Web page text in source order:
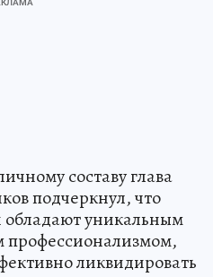
составу глава
подчеркнул, что
обладают уникальным
ликвидировать